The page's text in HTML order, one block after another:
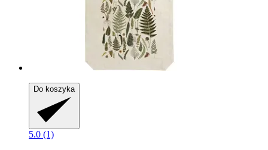
Do koszyka
5.0 (1)